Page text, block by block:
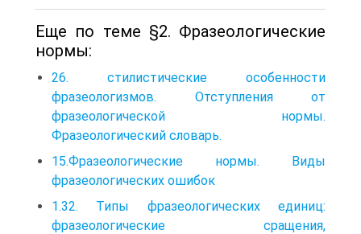
Еще по теме §2. Фразеологические
нормы:
26. стилистические особенности
фразеологизмов. Отступления от
фразеологической нормы.
Фразеологический словарь.
15.Фразеологические нормы. Виды
фразеологических ошибок
1.32. Типы фразеологических единиц:
фразеологические сращения,